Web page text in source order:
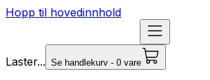
Hopp til hovedinnhold
Laster... Se handlekurv - 0 vare